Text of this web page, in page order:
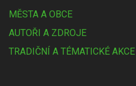
MĚSTA A OBCE
AUTOŘI A ZDROJE
TRADIČNÍ A TÉMATICKÉ AKCE